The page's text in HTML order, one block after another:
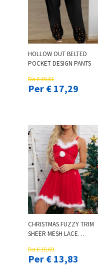
HOLLOW OUT BELTED
POCKET DESIGN PANTS
Da € 19,61
Per € 17,29
CHRISTMAS FUZZY TRIM
SHEER MESH LACE
Da € 15,69
Per € 13,83